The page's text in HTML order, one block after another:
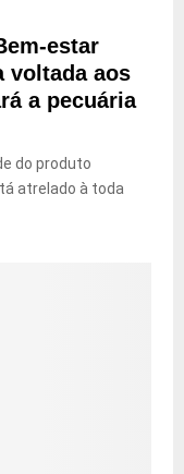
estar
voltada aos
a pecuária
do produto
atrelado à toda